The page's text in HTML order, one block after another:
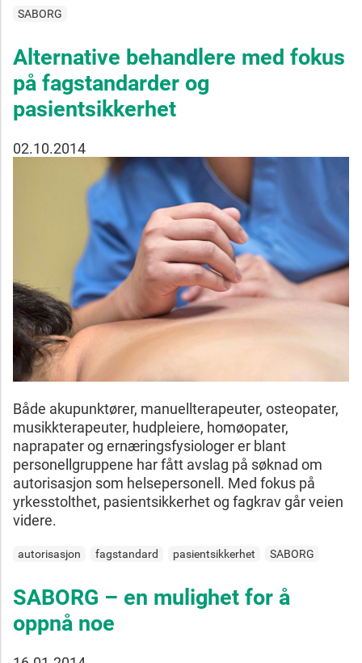
SABORG
Alternative behandlere med fokus
på fagstandarder og
pasientsikkerhet
02.10.2014
Både akupunktører, manuellterapeuter, osteopater,
musikkterapeuter, hudpleiere, homøopater,
naprapater og ernæringsfysiologer er blant
personellgruppene har fått avslag på søknad om
autorisasjon som helsepersonell. Med fokus på
yrkesstolthet, pasientsikkerhet og fagkrav går veien
videre.
autorisasjon fagstandard pasientsikkerhet SABORG
SABORG – en mulighet for å
oppnå noe